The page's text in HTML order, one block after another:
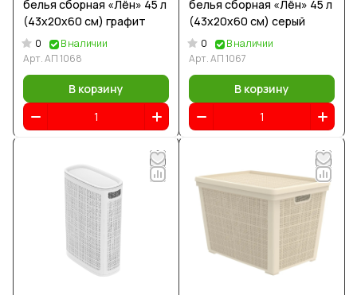
белья сборная «Лён» 45 л
(43х20х60 см) графит
0
В наличии
Арт.АП 1068
В корзину
белья сборная «Лён» 45 л
(43х20х60 см) серый
0
В наличии
Арт.АП 1067
В корзину